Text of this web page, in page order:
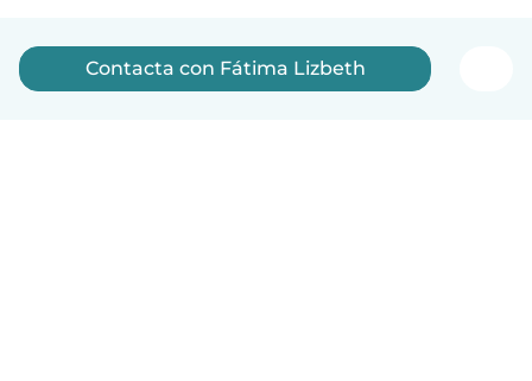
Contacta con Fátima Lizbeth